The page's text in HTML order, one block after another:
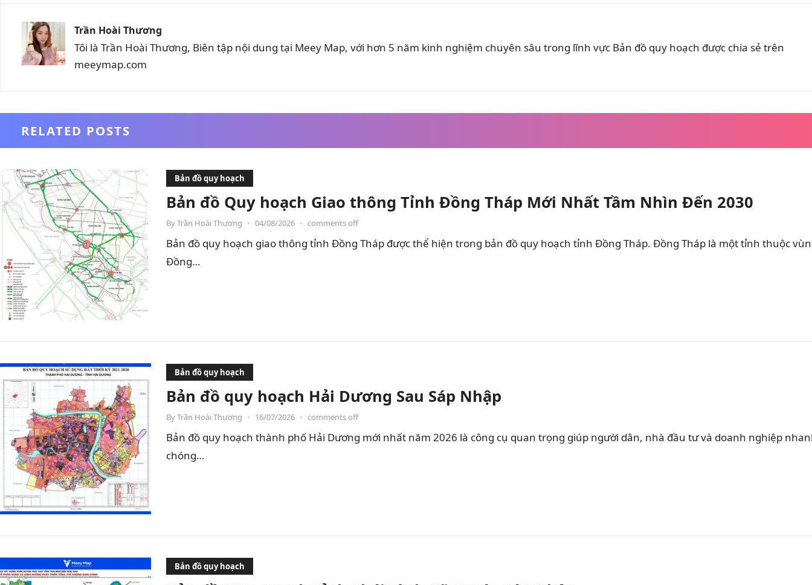
Trần Hoài Thương
Tôi là Trần Hoài Thương, Biên tập nội dung tại Meey Map, với hơn 5 năm kinh nghiệm chuyên sâu trong lĩnh vực Bản đồ quy hoạch được chia sẻ trên
meeymap.com
RELATED POSTS
Bản đồ quy hoạch
Bản đồ Quy hoạch Giao thông Tỉnh Đồng Tháp Mới Nhất Tầm Nhìn Đến 2030
ByTrần Hoài Thương • 04/08/2026 • comments off
Bản đồ quy hoạch giao thông tỉnh Đồng Tháp được thể hiện trong bản đồ quy hoạch tỉnh Đồng Tháp. Đồng Tháp là một tỉnh thuộc
Đồng…
Bản đồ quy hoạch
Bản đồ quy hoạch Hải Dương Sau Sáp Nhập
ByTrần Hoài Thương • 16/07/2026 • comments off
Bản đồ quy hoạch thành phố Hải Dương mới nhất năm 2026 là công cụ quan trọng giúp người dân, nhà đầu tư và doanh nghiệp
chóng…
Bản đồ quy hoạch